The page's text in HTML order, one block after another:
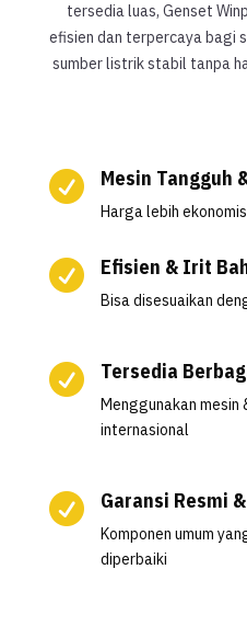
tersedia luas, Genset
efisien dan terpercaya bagi
sumber listrik stabil tanpa
 Mesin Tangguh
Harga lebih
 Efisien & Irit
Bisa disesuaikan
 Tersedia
Menggunakan
internasional
 Garansi Resmi
Komponen umum
diperbaiki